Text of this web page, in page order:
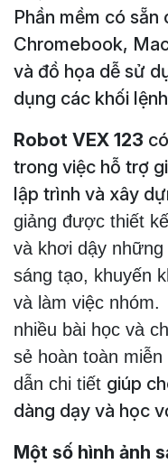
Phần mềm có
Chromebook,
và đồ họa dễ sử
dụng các khối
Robot VEX 123
trong việc hỗ trợ
lập trình và xây
giảng được thiết
và khơi dậy
sáng tạo, khuyến
và làm việc
nhiều bài học và
sẻ hoàn toàn
dẫn chi tiết giúp
dàng dạy và học
Một số hình ảnh